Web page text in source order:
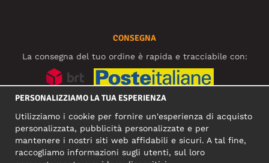
CONSEGNA
La consegna del tuo ordine è rapida e tracciabile con:
INDIRIZZO COMMERCIALE
PERSONALIZZIAMO LA TUA ESPERIENZA
Utilizziamo i cookie per fornire un'esperienza di acquisto
personalizzata, pubblicità personalizzate e per
mantenere i nostri siti web affidabili e sicuri. A tal fine,
raccogliamo informazioni sugli utenti, sul loro